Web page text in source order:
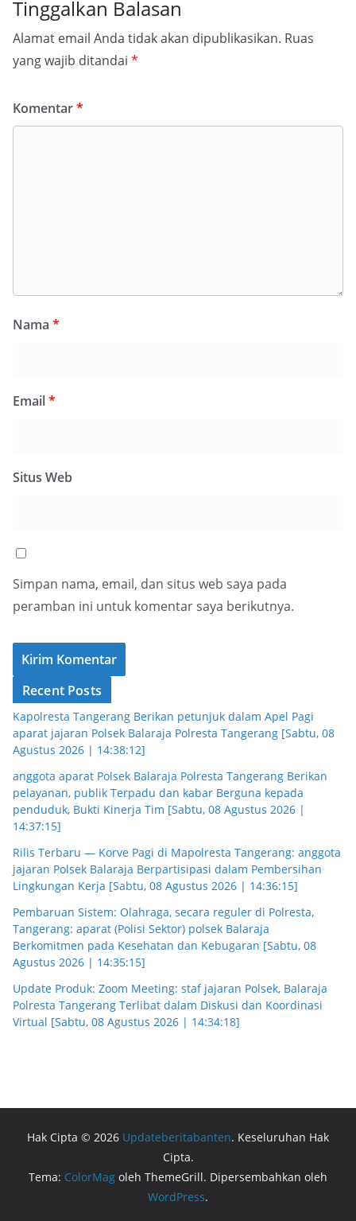
Tinggalkan Balasan
Alamat email Anda tidak akan dipublikasikan. Ruas
yang wajib ditandai *
Komentar*
Nama *
Email*
Situs Web
Simpan nama, email, dan situs web saya pada
peramban ini untuk komentar saya berikutnya.
Recent Posts
Kapolresta Tangerang Berikan petunjuk dalam Apel Pagi
aparat jajaran Polsek Balaraja Polresta Tangerang [Sabtu, 08
Agustus 2026 | 14:38:12]
anggota aparat Polsek Balaraja Polresta Tangerang Berikan
pelayanan, publik Terpadu dan kabar Berguna kepada
penduduk, Bukti Kinerja Tim [Sabtu, 08 Agustus 2026 |
14:37:15]
Rilis Terbaru — Korve Pagi di Mapolresta Tangerang: anggota
jajaran Polsek Balaraja Berpartisipasi dalam Pembersihan
Lingkungan Kerja [Sabtu, 08 Agustus 2026 | 14:36:15]
Pembaruan Sistem: Olahraga, secara reguler di Polresta,
Tangerang: aparat (Polisi Sektor) polsek Balaraja
Berkomitmen pada Kesehatan dan Kebugaran [Sabtu, 08
Agustus 2026 | 14:35:15]
Update Produk: Zoom Meeting: staf jajaran Polsek, Balaraja
Polresta Tangerang Terlibat dalam Diskusi dan Koordinasi
Virtual [Sabtu, 08 Agustus 2026 | 14:34:18]
Hak Cipta © 2026 Updateberitabanten. Keseluruhan Hak
Cipta.
Tema: ColorMag oleh ThemeGrill. Dipersembahkan oleh
WordPress.